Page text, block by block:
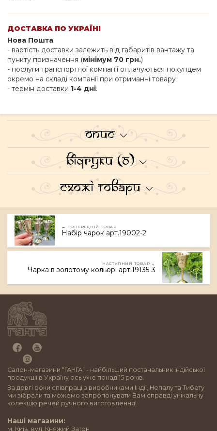
ДОСТАВКА ПО УКРАЇНІ
Нова Пошта
- вартість доставки залежить від габаритів вантажу та
пункту призначення (мінімум 70 грн.)
- послуги транспортної компанії оплачуються покупцем
окремо на складі компанії при отриманні товару
- термін доставки 1-4 дні.
Опис
Відгуки (0)
Схожі товари
← ПОПЕРЕДНІЙ ТОВАР
Набір чарок арт.19002-2
НАСТУПНИЙ ТОВАР →
Чарка в золотому кольорі арт.19135-3
Салон-магазини “ГАНГА” - найбільший постачальник індійської
продукції в Україну ось уже понад 15 років.
За довгі роки співпраці з виробниками Індії, Непалу та Тибету
ми зібрали та можемо запропонувати Вам справді унікальну
колекцію речей ручного виготовлення!
Наші магазини:
м. Київ, вул. Княжий Затон